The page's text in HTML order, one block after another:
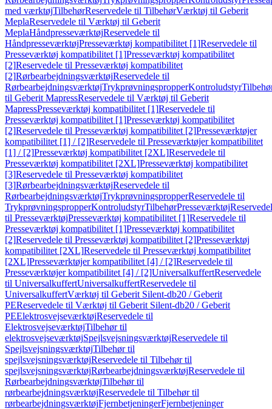
med værktøjTilbehørReservedele til TilbehørVærktøj til Geberit
MeplaReservedele til Værktøj til Geberit
MeplaHåndpresseværktøjReservedele til
HåndpresseværktøjPresseværktøj kompatibilitet [1]Reservedele til
Presseværktøj kompatibilitet [1]Presseværktøj kompatibilitet
[2]Reservedele til Presseværktøj kompatibilitet
[2]RørbearbejdningsværktøjReservedele til
RørbearbejdningsværktøjTrykprøvningspropperKontroludstyr
til Geberit MapressReservedele til Værktøj til Geberit
MapressPresseværktøj kompatibilitet [1]Reservedele til
Presseværktøj kompatibilitet [1]Presseværktøj kompatibilitet
[2]Reservedele til Presseværktøj kompatibilitet [2]Presseværktøjer
kompatibilitet [1] / [2]Reservedele til Presseværktøjer kompatibilitet
[1] / [2]Presseværktøj kompatibilitet [2XL]Reservedele til
Presseværktøj kompatibilitet [2XL]Presseværktøj kompatibilitet
[3]Reservedele til Presseværktøj kompatibilitet
[3]RørbearbejdningsværktøjReservedele til
RørbearbejdningsværktøjTrykprøvningspropperReservedele til
TrykprøvningspropperKontroludstyrTilbehørPresseværktøj
til PresseværktøjPresseværktøj kompatibilitet [1]Reservedele til
Presseværktøj kompatibilitet [1]Presseværktøj kompatibilitet
[2]Reservedele til Presseværktøj kompatibilitet [2]Presseværktøj
kompatibilitet [2XL]Reservedele til Presseværktøj kompatibilitet
[2XL]Presseværktøjer kompatibilitet [4] / [2]Reservedele til
Presseværktøjer kompatibilitet [4] / [2]UniversalkuffertReservedele
til UniversalkuffertUniversalkuffertReservedele til
UniversalkuffertVærktøj til Geberit Silent-db20 / Geberit
PEReservedele til Værktøj til Geberit Silent-db20 / Geberit
PEElektrosvejseværktøjReservedele til
ElektrosvejseværktøjTilbehør til
elektrosvejseværktøjSpejlsvejsningsværktøjReservedele til
SpejlsvejsningsværktøjTilbehør til
spejlsvejsningsværktøjReservedele til Tilbehør til
spejlsvejsningsværktøjRørbearbejdningsværktøjReservedele til
RørbearbejdningsværktøjTilbehør til
rørbearbejdningsværktøjReservedele til Tilbehør til
rørbearbejdningsværktøjFjernbetjeningerFjernbetjeninger